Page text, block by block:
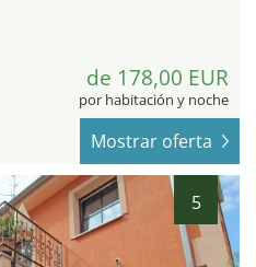
de 178,00 EUR
por habitación y noche
Mostrar oferta
5